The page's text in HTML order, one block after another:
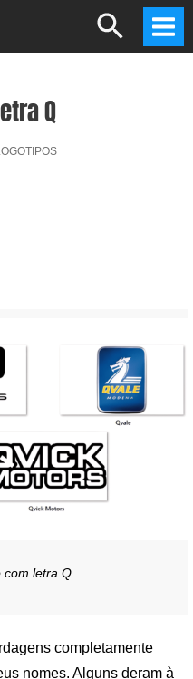
Search
Q
com letra Q
completamente
nomes. Alguns deram à